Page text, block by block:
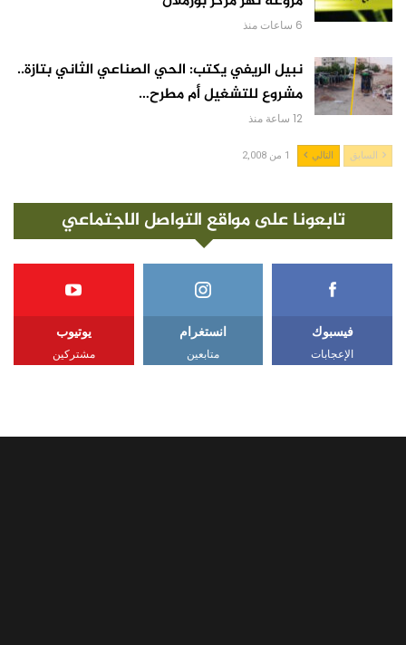
6 ساعات منذ
نبيل الريفي يكتب: الحي الصناعي الثاني بتازة..
مشروع للتشغيل أم مطرح…
12 ساعة منذ
السابق التالي 1 من 2,008
تابعونا على مواقع التواصل الاجتماعي
فيسبوك
الإعجابات
انستغرام
متابعين
يوتيوب
مشتركين